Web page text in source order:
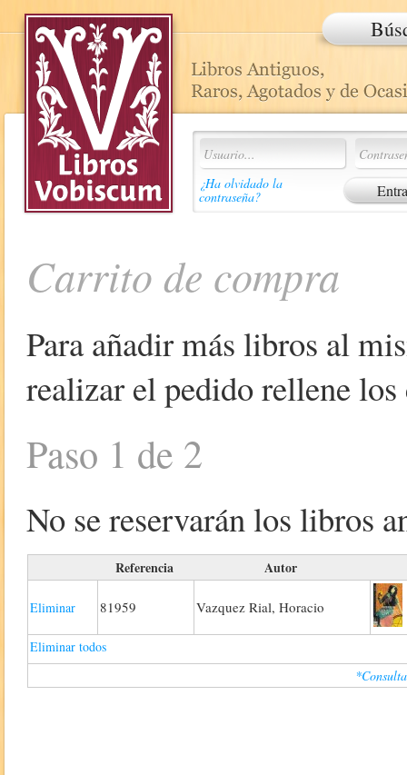
¿Ha olvidado la
contraseña?
Carrito de compra
Para añadir más libros al
realizar el pedido rellene
Paso 1 de 2
No se reservarán los libros
Referencia Autor
Eliminar 81959 Vazquez Rial, Horacio
Eliminar todos